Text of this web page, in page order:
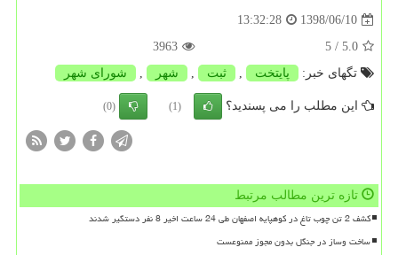
1398/06/10
13:32:28
5.0
/ 5
3963
تگهای خبر:
پایتخت , ثبت , شهر , شورای شهر
این مطلب را می پسندید؟ (1)
(0)
تازه ترین مطالب مرتبط
کشف 2 تن چوب تاغ در کوهپایه اصفهان طی 24 ساعت اخیر 8 نفر دستگیر شدند
ساخت وساز در جنگل بدون مجوز ممنوعست